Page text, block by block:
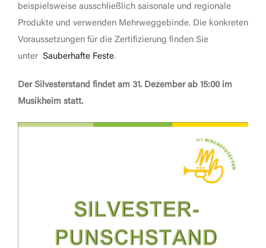
beispielsweise ausschließlich saisonale und regionale
Produkte und verwenden Mehrweggebinde. Die konkreten
Voraussetzungen für die Zertifizierung finden Sie
unter Sauberhafte Feste.
Der Silvesterstand findet am 31. Dezember ab 15:00 im
Musikheim statt.